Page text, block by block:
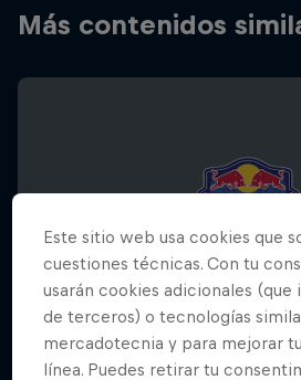
Más contenidos
Este sitio web usa cookies que
cuestiones técnicas. Con tu
usarán cookies adicionales (que
de terceros) o tecnologías
mercadotecnia y para mejorar
línea. Puedes retirar tu